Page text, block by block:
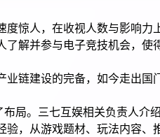
度惊人，在收视人数与影响力
了解并参与电子竞技机会，使
业链建设的完备，如今走出国
布局。三七互娱相关负责人介
验，从游戏题材、玩法内容、